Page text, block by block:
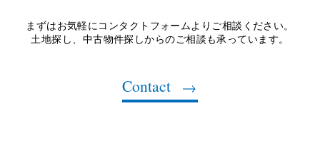
まずはお気軽にコンタクトフォームよりご相談ください。
土地探し、中古物件探しからのご相談も承っています。
Contact